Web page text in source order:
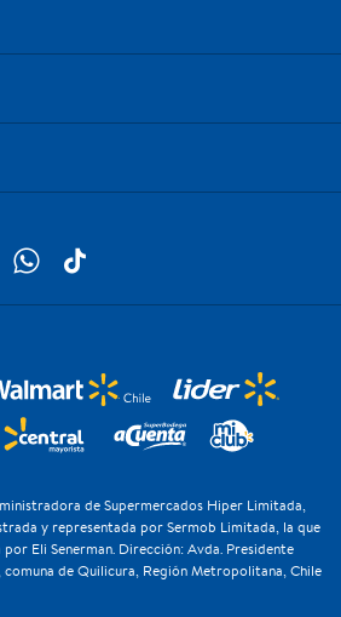
de Supermercados Hiper Limitada,
y representada por Sermob Limitada, la que
por Eli Senerman. Dirección: Avda. Presidente
de Quilicura, Región Metropolitana, Chile